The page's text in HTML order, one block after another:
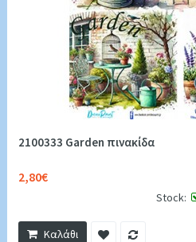
2100333 Garden πινακίδα
2,80€
Stock:
Καλάθι